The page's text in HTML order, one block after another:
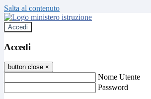
Salta al contenuto
Accedi
Accedi
button close ×
Nome Utente
Password